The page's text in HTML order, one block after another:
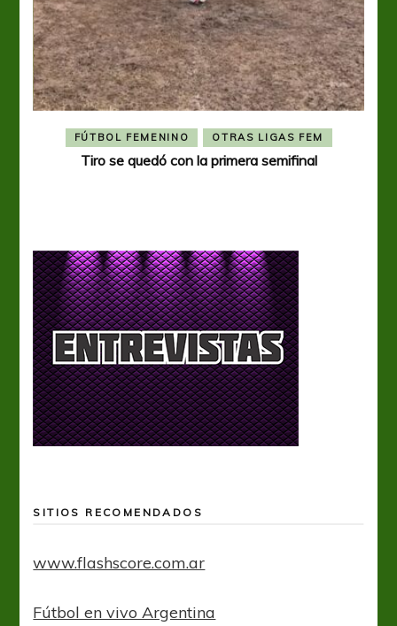
FÚTBOL FEMENINO OTRAS LIGAS FEM
Tiro se quedó con la primera semifinal
SITIOS RECOMENDADOS
www.flashscore.com.ar
Fútbol en vivo Argentina